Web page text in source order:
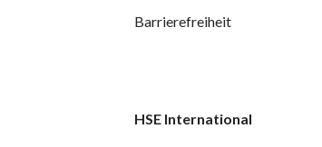
Barrierefreiheit
HSE International